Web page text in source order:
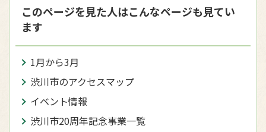
このページを見た人はこんなページも見てい
ます
1月から3月
渋川市のアクセスマップ
イベント情報
渋川市20周年記念事業一覧